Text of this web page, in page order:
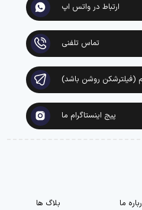
ارتباط در واتس اپ
تماس تلفنی
(فیلترشکن روشن باشد)
پیج اینستاگرام ما
ما
بلاگ ها